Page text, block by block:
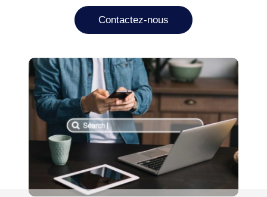
Contactez-nous